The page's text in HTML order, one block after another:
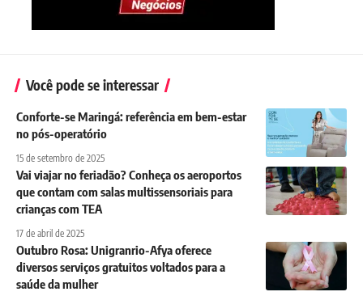
Você pode se interessar
Conforte-se Maringá: referência em bem-estar
no pós-operatório
15 de setembro de 2025
Vai viajar no feriadão? Conheça os aeroportos
que contam com salas multissensoriais para
crianças com TEA
17 de abril de 2025
Outubro Rosa: Unigranrio-Afya oferece
diversos serviços gratuitos voltados para a
saúde da mulher